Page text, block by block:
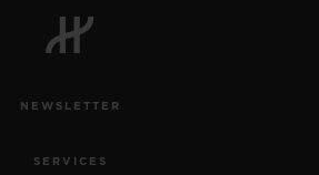
NEWSLETTER
SERVICES